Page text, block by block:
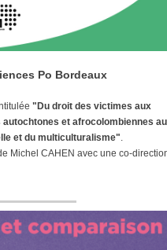
Po Bordeaux
"Du droit des victimes aux
et afrocolombiennes au
et du multiculturalisme".
Michel CAHEN avec une co-